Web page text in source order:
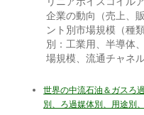
企業の動向（売上、
ント別市場規模（種
別：工業用、半導体
場規模、流通チャネ
世界の中流石油＆ガスろ
別、ろ過媒体別、用途別